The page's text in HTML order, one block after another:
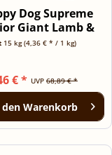
Dog Supreme
Giant Lamb &
15kg
15 kg(4,36 € * / 1 kg)
UVP 68,89 € *
€ *
Warenkorb